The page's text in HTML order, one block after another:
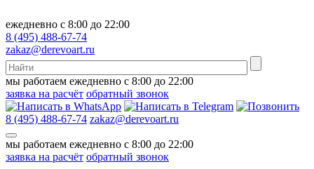
ежедневно с 8:00 до 22:00
8 (495) 488-67-74
zakaz@derevoart.ru
мы работаем ежедневно с 8:00 до 22:00
заявка на расчёт обратный звонок
8 (495) 488-67-74 zakaz@derevoart.ru
мы работаем ежедневно с 8:00 до 22:00
заявка на расчёт обратный звонок